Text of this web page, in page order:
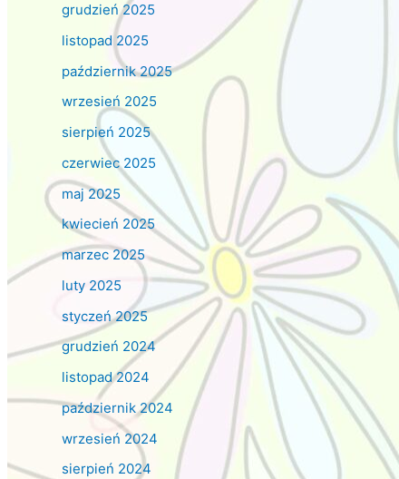
grudzień 2025
listopad 2025
październik 2025
wrzesień 2025
sierpień 2025
czerwiec 2025
maj 2025
kwiecień 2025
marzec 2025
luty 2025
styczeń 2025
grudzień 2024
listopad 2024
październik 2024
wrzesień 2024
sierpień 2024